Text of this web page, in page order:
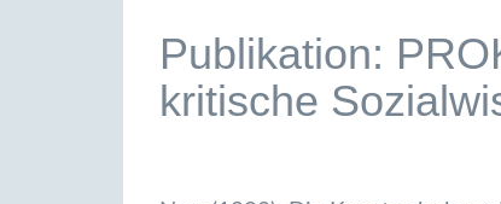
Publikation:
kritische